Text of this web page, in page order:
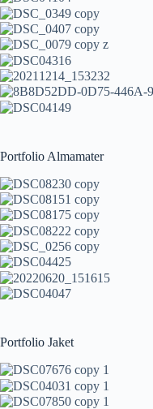
Portfolio Almamater
Portfolio Jaket